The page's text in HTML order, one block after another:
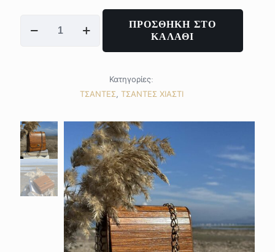
Bag
ΠΡΟΣΘΗΚΗ ΣΤΟ
ΚΑΛΑΘΙ
Κατηγορίες:
ΤΣΑΝΤΕΣ, ΤΣΑΝΤΕΣ ΧΙΑΣΤΙ